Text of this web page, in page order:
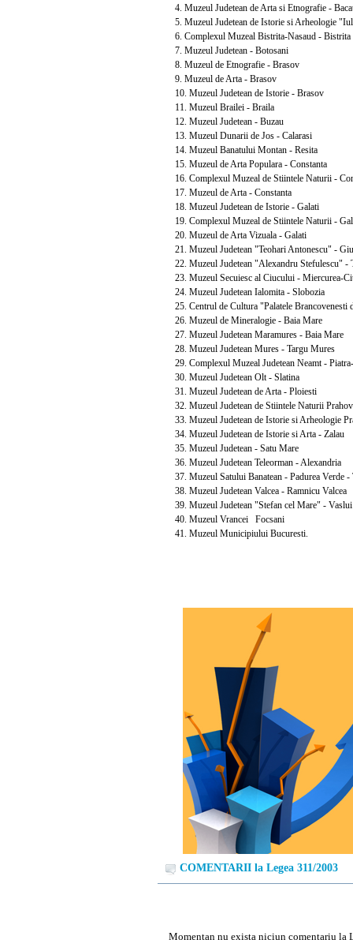
4. Muzeul Judetean de Arta si Etnografie -
5. Muzeul Judetean de Istorie si Arheologie
6. Complexul Muzeal Bistrita-Nasaud - Bistrita
7. Muzeul Judetean - Botosani
8. Muzeul de Etnografie - Brasov
9. Muzeul de Arta - Brasov
10. Muzeul Judetean de Istorie - Brasov
11. Muzeul Brailei - Braila
12. Muzeul Judetean - Buzau
13. Muzeul Dunarii de Jos - Calarasi
14. Muzeul Banatului Montan - Resita
15. Muzeul de Arta Populara - Constanta
16. Complexul Muzeal de Stiintele Naturii -
17. Muzeul de Arta - Constanta
18. Muzeul Judetean de Istorie - Galati
19. Complexul Muzeal de Stiintele Naturii -
20. Muzeul de Arta Vizuala - Galati
21. Muzeul Judetean "Teohari Antonescu" -
22. Muzeul Judetean "Alexandru Stefulescu" -
23. Muzeul Secuiesc al Ciucului - Miercurea-
24. Muzeul Judetean Ialomita - Slobozia
25. Centrul de Cultura "Palatele
26. Muzeul de Mineralogie - Baia Mare
27. Muzeul Judetean Maramures - Baia Mare
28. Muzeul Judetean Mures - Targu Mures
29. Complexul Muzeal Judetean Neamt -
30. Muzeul Judetean Olt - Slatina
31. Muzeul Judetean de Arta - Ploiesti
32. Muzeul Judetean de Stiintele Naturii
33. Muzeul Judetean de Istorie si Arheologie
34. Muzeul Judetean de Istorie si Arta - Zalau
35. Muzeul Judetean - Satu Mare
36. Muzeul Judetean Teleorman - Alexandria
37. Muzeul Satului Banatean - Padurea Verde -
38. Muzeul Judetean Valcea - Ramnicu Valcea
39. Muzeul Judetean "Stefan cel Mare" - Vaslui
40. Muzeul Vrancei Focsani
41. Muzeul Municipiului Bucuresti.
COMENTARII la Legea 311/2003
Momentan nu exista niciun comentariu la